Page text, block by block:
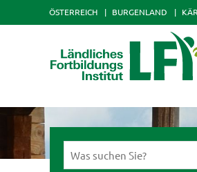
ÖSTERREICH BURGENLAND